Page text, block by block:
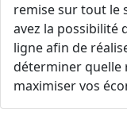
remise sur tout le
avez la possibilité
ligne afin de
déterminer quelle
maximiser vos